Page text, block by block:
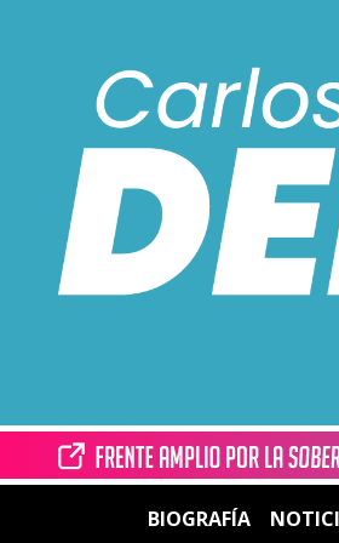
BIOGRAFÍA